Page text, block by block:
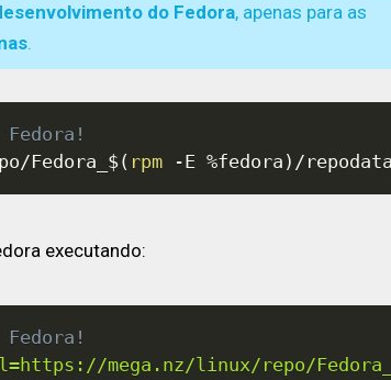
do Fedora, apenas para as
.
$( rpm -E %fedora ) /
executando:
mega.nz/linux/repo/